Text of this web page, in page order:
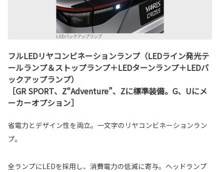
フルLEDリヤコンビネーションランプ（LEDライン発光テ
ールランプ＆ストップランプ＋LEDターンランプ＋LEDバ
ックアップランプ）
［GR SPORT、Z“Adventure”、Zに標準装備。G、Uにメ
ーカーオプション］
省電力とデザイン性を両立。一文字のリヤコンビネーションラン
プ。
全ランプにLEDを採用し、消費電力の低減に寄与。ヘッドランプ